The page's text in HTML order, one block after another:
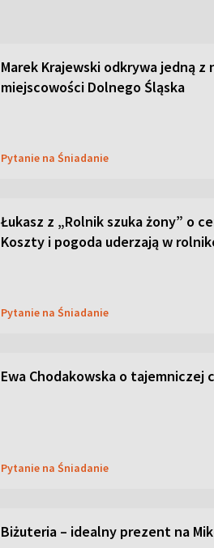
Marek Krajewski odkrywa jedną z
miejscowości Dolnego Śląska
Pytanie na Śniadanie
Łukasz z „Rolnik szuka żony” o
Koszty i pogoda uderzają w
Pytanie na Śniadanie
Ewa Chodakowska o tajemniczej
Pytanie na Śniadanie
Biżuteria – idealny prezent na